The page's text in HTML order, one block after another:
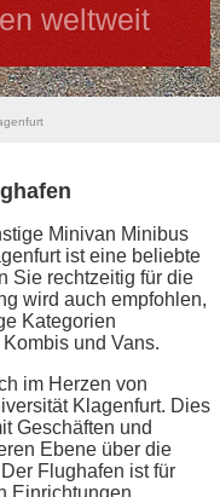
weltweit
Minivan Minibus
ist eine beliebte
Sie rechtzeitig für die
wird auch empfohlen,
Kategorien
und Vans.
im Herzen von
Klagenfurt. Dies
Geschäften und
Ebene über die
Flughafen ist für
Einrichtungen